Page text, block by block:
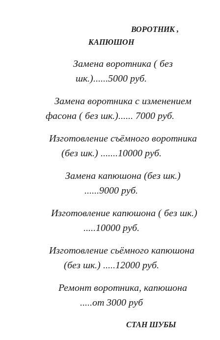
ВОРОТНИК ,
КАПЮШОН
Замена воротника ( без
шк.)......5000 руб.
Замена воротника с изменением
фасона ( без шк.)...... 7000 руб.
Изготовление съёмного воротника
(без шк.) .......10000 руб.
Замена капюшона (без шк.)
......9000 руб.
Изготовление капюшона ( без шк.)
.....10000 руб.
Изготовление сьёмного капюшона
(без шк.) .....12000 руб.
Ремонт воротника, капюшона
.....от 3000 руб
СТАН ШУБЫ